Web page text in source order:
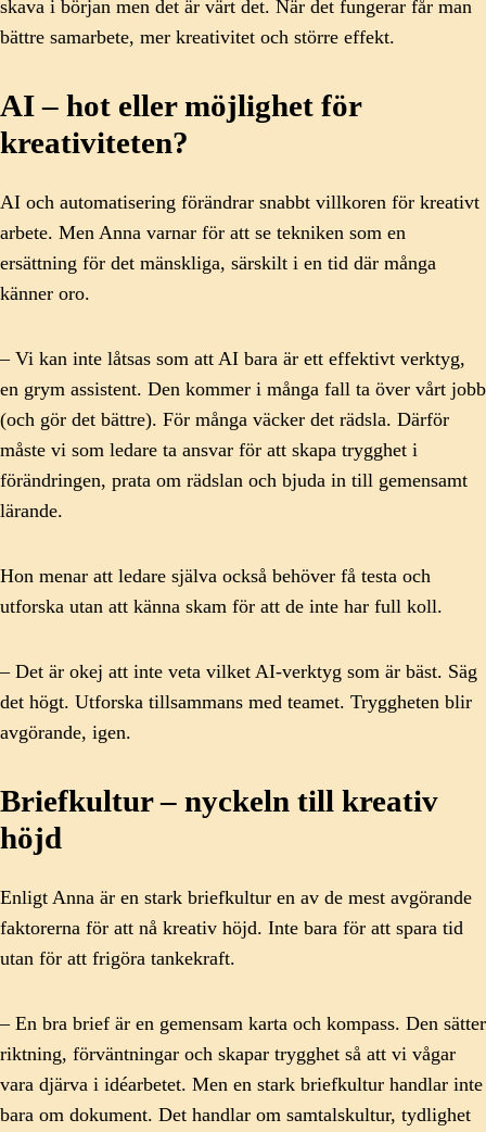
skava i början men det är värt det. När det fungerar får man
bättre samarbete, mer kreativitet och större effekt.
AI – hot eller möjlighet för
kreativiteten?
AI och automatisering förändrar snabbt villkoren för kreativt
arbete. Men Anna varnar för att se tekniken som en
ersättning för det mänskliga, särskilt i en tid där många
känner oro.
– Vi kan inte låtsas som att AI bara är ett effektivt verktyg,
en grym assistent. Den kommer i många fall ta över vårt jobb
(och gör det bättre). För många väcker det rädsla. Därför
måste vi som ledare ta ansvar för att skapa trygghet i
förändringen, prata om rädslan och bjuda in till gemensamt
lärande.
Hon menar att ledare själva också behöver få testa och
utforska utan att känna skam för att de inte har full koll.
– Det är okej att inte veta vilket AI-verktyg som är bäst. Säg
det högt. Utforska tillsammans med teamet. Tryggheten blir
avgörande, igen.
Briefkultur – nyckeln till kreativ
höjd
Enligt Anna är en stark briefkultur en av de mest avgörande
faktorerna för att nå kreativ höjd. Inte bara för att spara tid
utan för att frigöra tankekraft.
– En bra brief är en gemensam karta och kompass. Den sätter
riktning, förväntningar och skapar trygghet så att vi vågar
vara djärva i idéarbetet. Men en stark briefkultur handlar inte
bara om dokument. Det handlar om samtalskultur, tydlighet